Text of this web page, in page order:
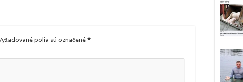
polia sú označené*